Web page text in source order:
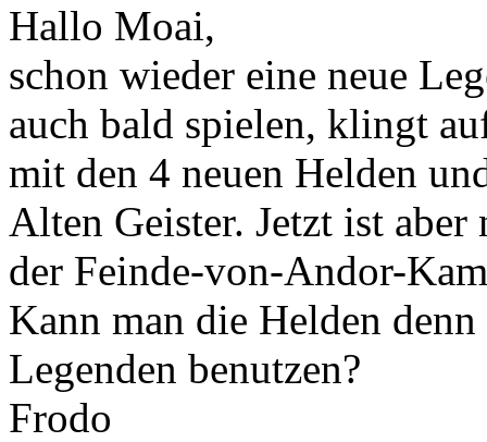
Hallo Moai,
schon wieder eine neue
auch bald spielen, klingt
mit den 4 neuen Helden
Alten Geister. Jetzt ist
der Feinde-von-Andor-
Kann man die Helden
Legenden benutzen?
Frodo